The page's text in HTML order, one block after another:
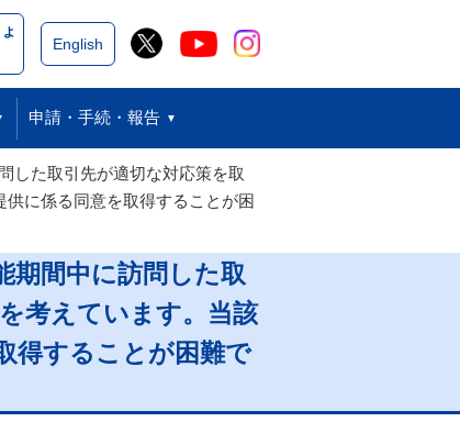
る English
申請・手続・報告
した取引先が適切な対応策を取
に係る同意を取得することが困
期間中に訪問した取
考えています。当該
得することが困難で